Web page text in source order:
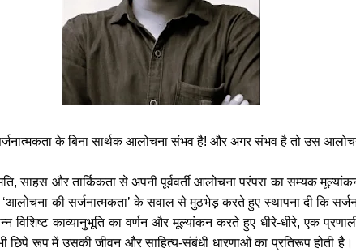
के बिना सार्थक आलोचना संभव है! और अगर संभव है तो उस
साहस और तार्किकता से अपनी पूर्ववर्ती आलोचना परंपरा का सम्यक
‘आलोचना की सर्जनात्मकता’ के सवाल से मुठभेड़ करते हुए स्थापना दी कि
विशिष्ट काव्यानुभूति का वर्णन और मूल्यांकन करते हुए धीरे-धीरे, एक
छिपे रूप में उसकी जीवन और साहित्य-संबंधी धारणाओं का प्रतिरूप होती